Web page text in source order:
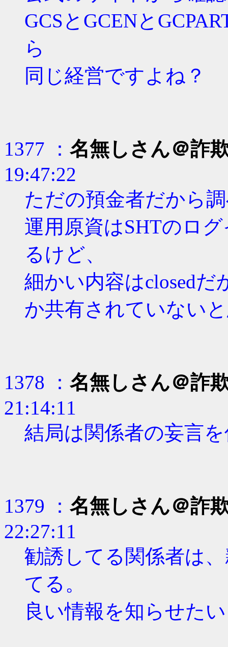
GCSとGCENと
ら
同じ経営ですよね？
1377 ： 名無しさん＠詐
19:47:22
ただの預金者だから
運用原資はSHTのロ
るけど、
細かい内容はclosedだ
か共有されていない
1378 ： 名無しさん＠詐
21:14:11
結局は関係者の妄言
1379 ： 名無しさん＠詐
22:27:11
勧誘してる関係者は
てる。
良い情報を知らせた